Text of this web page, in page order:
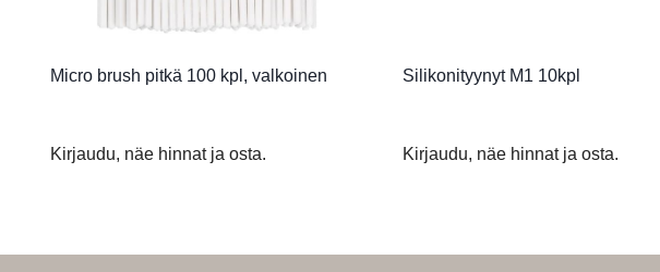
Micro brush pitkä 100 kpl, valkoinen
Kirjaudu, näe hinnat ja osta.
Silikonityynyt M1 10kpl
Kirjaudu, näe hinnat ja osta.